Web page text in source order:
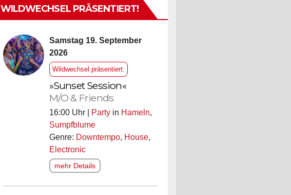
WILDWECHSEL PRÄSENTIERT!
Samstag 19. September
2026
Wildwechsel präsentiert:
»Sunset Session«
M/O & Friends
16:00 Uhr | Partyin Hameln,
Sumpfblume
Genre: Downtempo, House,
Electronic
mehr Details